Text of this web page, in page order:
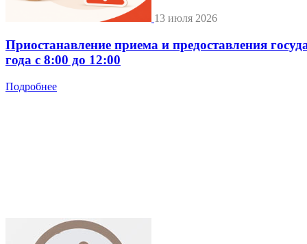
13 июля 2026
Приостанавление приема и предоставления
года с 8:00 до 12:00
Подробнее